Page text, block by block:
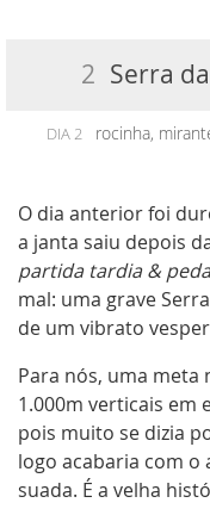
2 Serra
DIA 2
rocinha,
O dia anterior foi
a janta saiu depois
partida tardia &
mal: uma grave
de um vibrato
Para nós, uma meta
1.000m verticais em
pois muito se dizia
logo acabaria com o
suada. É a velha